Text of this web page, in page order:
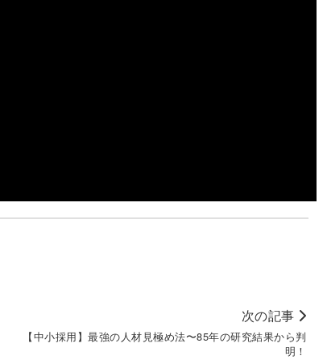
次の記事
【中小採用】最強の人材見極め法〜85年の研究結果から判
明！